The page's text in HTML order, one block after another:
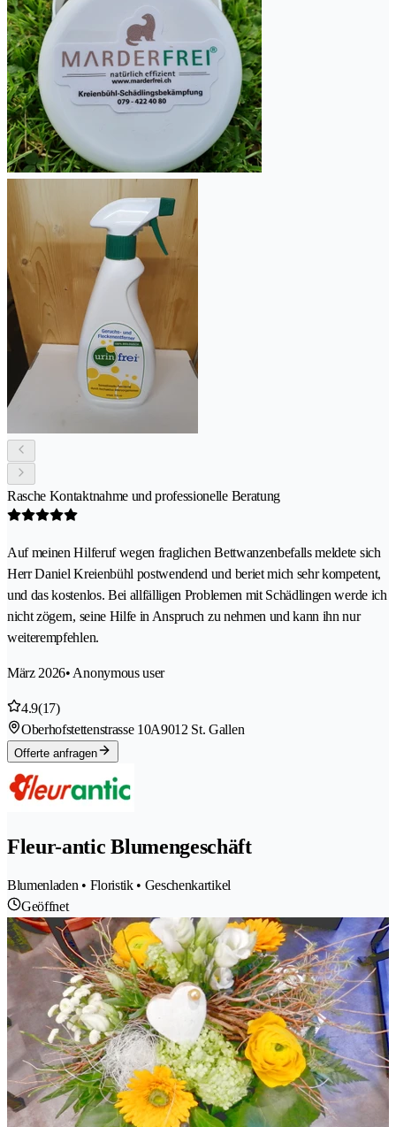
Rasche Kontaktnahme und professionelle Beratung
Auf meinen Hilferuf wegen fraglichen Bettwanzenbefalls meldete sich
Herr Daniel Kreienbühl postwendend und beriet mich sehr kompetent,
und das kostenlos. Bei allfälligen Problemen mit Schädlingen werde ich
nicht zögern, seine Hilfe in Anspruch zu nehmen und kann ihn nur
weiterempfehlen.
März 2026• Anonymous user
4.9(17)
Oberhofstettenstrasse 10A9012 St. Gallen
Offerte anfragen
Fleur-antic Blumengeschäft
Blumenladen • Floristik • Geschenkartikel
Geöffnet